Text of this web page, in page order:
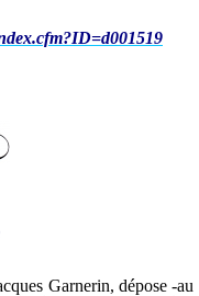
Garnerin, dépose -au